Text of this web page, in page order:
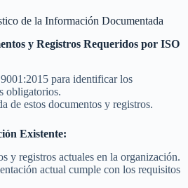
de la Información Documentada
y Registros Requeridos por ISO
para identificar los
obligatorios.
de estos documentos y registros.
Existente:
y registros actuales en la organización.
actual cumple con los requisitos